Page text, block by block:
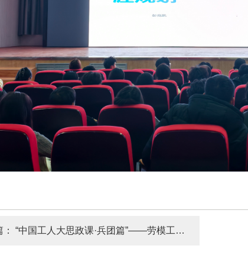
：“中国工人大思政课·兵团篇”——劳模工匠走进新疆石河子职业技术学院